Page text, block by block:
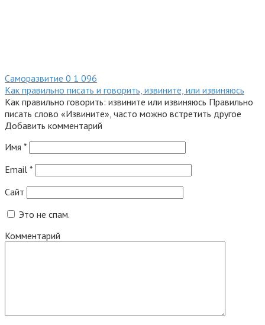
Саморазвитие 0 1 096
Как правильно писать и говорить, извините, или извиняюсь
Как правильно говорить: извините или извиняюсь Правильно
писать слово «Извините», часто можно встретить другое
Добавить комментарий
Имя *
Email *
Сайт
Это не спам.
Комментарий